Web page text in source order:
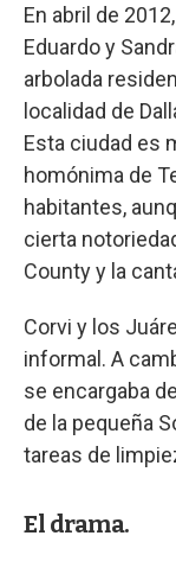
En abril de
Eduardo y
arbolada
localidad de
Esta ciudad es
homónima de
habitantes,
cierta
County y la
Corvi y los
informal. A
se encargaba
de la pequeña
tareas de
El drama.